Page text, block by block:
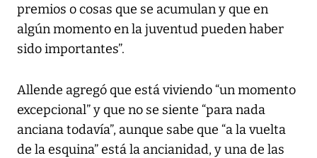
premios o cosas que se acumulan y que en
algún momento en la juventud pueden haber
sido importantes”.
Allende agregó que está viviendo “un momento
excepcional” y que no se siente “para nada
anciana todavía”, aunque sabe que “a la vuelta
de la esquina” está la ancianidad, y una de las